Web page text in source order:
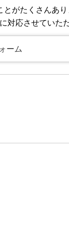
がたくさんあ
対応させていた
ーム